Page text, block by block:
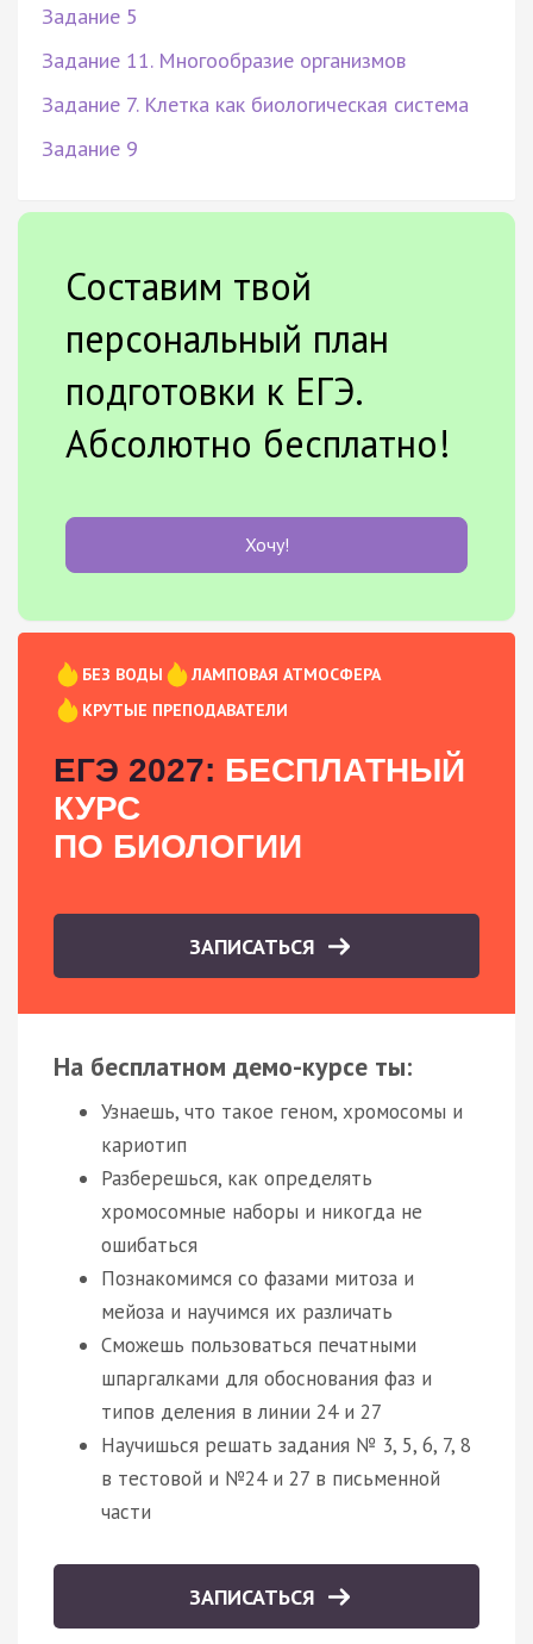
Задание 5
Задание 11. Многообразие организмов
Задание 7. Клетка как биологическая система
Задание 9
Составим твой
персональный план
подготовки к ЕГЭ.
Абсолютно бесплатно!
Хочу!
БЕЗ ВОДЫ
ЛАМПОВАЯ АТМОСФЕРА
КРУТЫЕ ПРЕПОДАВАТЕЛИ
ЕГЭ 2027: БЕСПЛАТНЫЙ
КУРС
ПО БИОЛОГИИ
ЗАПИСАТЬСЯ
На бесплатном демо-курсе ты:
Узнаешь, что такое геном, хромосомы и
кариотип
Разберешься, как определять
хромосомные наборы и никогда не
ошибаться
Познакомимся со фазами митоза и
мейоза и научимся их различать
Сможешь пользоваться печатными
шпаргалками для обоснования фаз и
типов деления в линии 24 и 27
Научишься решать задания № 3, 5, 6, 7, 8
в тестовой и №24 и 27 в письменной
части
ЗАПИСАТЬСЯ